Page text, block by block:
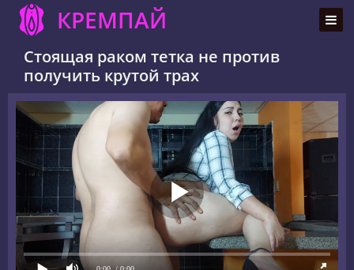
КРЕМПАЙ
Стоящая раком тетка не против
получить крутой трах